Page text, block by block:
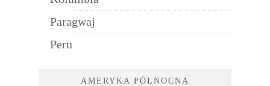
Paragwaj
Peru
AMERYKA PÓŁNOCNA